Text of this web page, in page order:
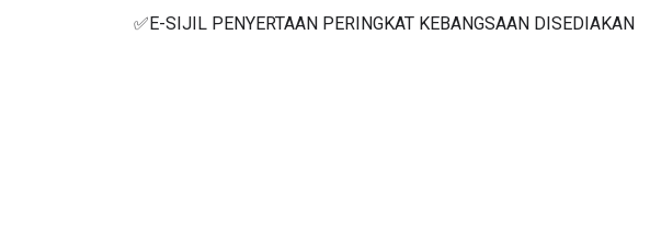
✅E-SIJIL PENYERTAAN PERINGKAT KEBANGSAAN DISEDIAKAN